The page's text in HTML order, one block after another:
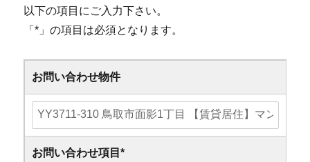
以下の項目にご入力下さい。
「* 」の項目は必須となります。
お問い合わせ物件
お問い合わせ項目*